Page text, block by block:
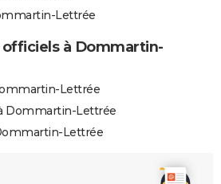
Lettrée
à Dommartin-
Lettrée
Dommartin-Lettrée
Lettrée